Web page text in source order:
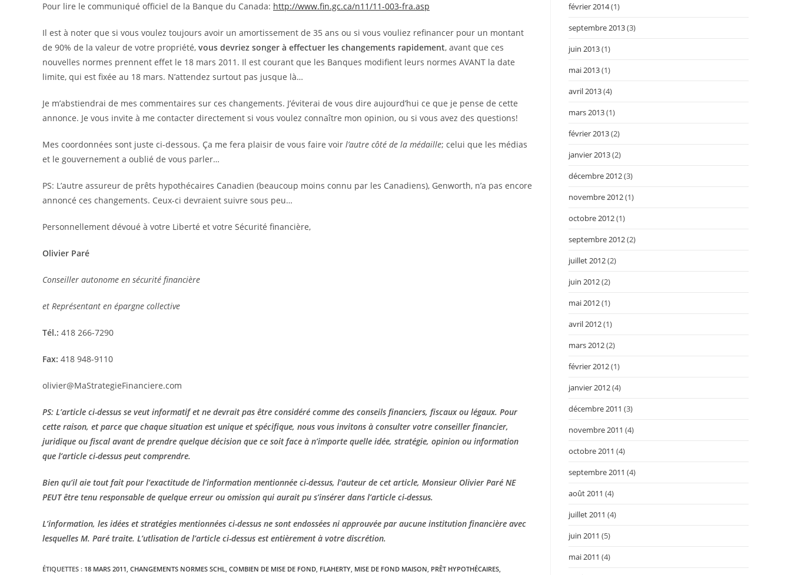
Pour lire le communiqué officiel de la Banque du Canada: http://www.fin.gc.ca/n11/11-003-fra.asp
Il est à noter que si vous voulez toujours avoir un amortissement de 35 ans ou si vous vouliez refinancer pour un montant
de 90% de la valeur de votre propriété, vous devriez songer à effectuer les changements rapidement, avant que ces
nouvelles normes prennent effet le 18 mars 2011. Il est courant que les Banques modifient leurs normes AVANT la date
limite, qui est fixée au 18 mars. N’attendez surtout pas jusque là…
Je m’abstiendrai de mes commentaires sur ces changements. J’éviterai de vous dire aujourd’hui ce que je pense de cette
annonce. Je vous invite à me contacter directement si vous voulez connaître mon opinion, ou si vous avez des questions!
Mes coordonnées sont juste ci-dessous. Ça me fera plaisir de vous faire voir l’autre côté de la médaille; celui que les médias
et le gouvernement a oublié de vous parler…
PS: L’autre assureur de prêts hypothécaires Canadien (beaucoup moins connu par les Canadiens), Genworth, n’a pas encore
annoncé ces changements. Ceux-ci devraient suivre sous peu…
Personnellement dévoué à votre Liberté et votre Sécurité financière,
Olivier Paré
Conseiller autonome en sécurité financière
et Représentant en épargne collective
Tél.: 418 266-7290
Fax: 418 948-9110
olivier@MaStrategieFinanciere.com
PS: L’article ci-dessus se veut informatif et ne devrait pas être considéré comme des conseils financiers, fiscaux ou légaux. Pour
cette raison, et parce que chaque situation est unique et spécifique, nous vous invitons à consulter votre conseiller financier,
juridique ou fiscal avant de prendre quelque décision que ce soit face à n’importe quelle idée, stratégie, opinion ou information
que l’article ci-dessus peut comprendre.
Bien qu’il aie tout fait pour l’exactitude de l’information mentionnée ci-dessus, l’auteur de cet article, Monsieur Olivier Paré NE
PEUT être tenu responsable de quelque erreur ou omission qui aurait pu s’insérer dans l’article ci-dessus.
L’information, les idées et stratégies mentionnées ci-dessus ne sont endossées ni approuvée par aucune institution financière avec
lesquelles M. Paré traite. L’utlisation de l’article ci-dessus est entièrement à votre discrétion.
ÉTIQUETTES : 18 MARS 2011, CHANGEMENTS NORMES SCHL, COMBIEN DE MISE DE FOND, FLAHERTY, MISE DE FOND MAISON, PRÊT HYPOTHÉCAIRES,
février 2014(1)
septembre 2013(3)
juin 2013(1)
mai 2013(1)
avril 2013(4)
mars 2013(1)
février 2013(2)
janvier 2013(2)
décembre 2012(3)
novembre 2012(1)
octobre 2012(1)
septembre 2012(2)
juillet 2012(2)
juin 2012(2)
mai 2012(1)
avril 2012(1)
mars 2012(2)
février 2012(1)
janvier 2012(4)
décembre 2011 (3)
novembre 2011 (4)
octobre 2011 (4)
septembre 2011 (4)
août 2011 (4)
juillet 2011 (4)
juin 2011 (5)
mai 2011 (4)